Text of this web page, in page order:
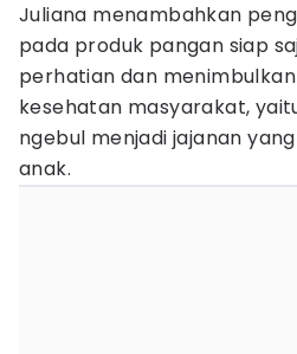
Juliana menambahkan
pada produk pangan siap
perhatian dan
kesehatan masyarakat,
ngebul menjadi jajanan
anak.